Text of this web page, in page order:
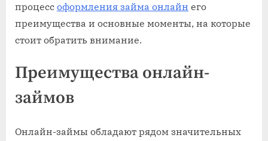
процесс оформления займа онлайн его
преимущества и основные моменты, на которые
стоит обратить внимание.
Преимущества онлайн-
займов
Онлайн-займы обладают рядом значительных